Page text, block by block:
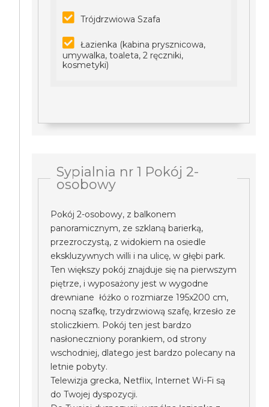
Trójdrzwiowa Szafa
Łazienka (kabina prysznicowa,
umywalka, toaleta, 2 ręczniki,
kosmetyki)
Sypialnia nr 1 Pokój 2-
osobowy
Pokój 2-osobowy, z balkonem
panoramicznym, ze szklaną barierką,
przezroczystą, z widokiem na osiedle
ekskluzywnych willi i na ulicę, w głębi park.
Ten większy pokój znajduje się na pierwszym
piętrze, i wyposażony jest w wygodne
drewniane łóżko o rozmiarze 195x200 cm,
nocną szafkę, trzydrzwiową szafę, krzesło ze
stoliczkiem. Pokój ten jest bardzo
nasłoneczniony porankiem, od strony
wschodniej, dlatego jest bardzo polecany na
letnie pobyty.
Telewizja grecka, Netflix, Internet Wi-Fi są
do Twojej dyspozycji.